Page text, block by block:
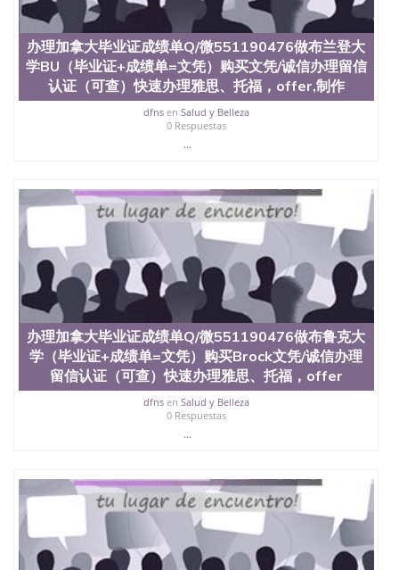
University）圣何塞州立大学（San Jose State
University）圣何塞州立大学（San Jose State
University）圣何塞州立大学学位证（San Jose State
University）圣何塞州立大学学位证（San Jose State
University）圣何塞州立大学学位证（San Jose State
University）圣何塞州立大学（San Jose State
University）圣何塞州立大学（San Jose State
University）圣何塞州立大学（San Jose State
University）圣何塞州立大学（San Jose State
University）圣何塞州立大学学位证（San Jose State
University）圣何塞州立大学结业证（San Jose State
University）圣何塞州立大学结业证（San Jose State
University）圣何塞州立大学结业证（San Jose State
University）圣何塞州立大学学位证（San Jose State
University）圣何塞州立大学学位证（San Jose State
University）圣何塞州立大学学历证书（San Jose
State University）圣何塞州立大学学历证书（San
Jose State University）圣何塞州立大学学历证书
（San Jose State University）澳洲读书未毕业找人做
文凭学位qq微信551190476澳洲读CQU中央昆士兰大
学学历 绩单购买学位证书/澳洲读本科硕士做文凭/购
买澳洲大学毕业证成绩单假文凭学历
offieUniversityofSouthernQueensland 澳洲读书未毕
业找人做文凭学位qq微信551190476澳洲读CQU中央
昆士兰大学学历成绩单购买学位证书/澳洲读本科硕
（毕业证+成绩单=文凭）购买Carle文凭/诚信办理留
信认证（可查）快速办理雅思、托福，offer,制作加
拿大学位证书Carle University
办理加拿大毕业证成绩单Q/微551190476做布兰登大
学BU（毕业证+成绩单=文凭）购买文凭/诚信办理留信
认证（可查）快速办理雅思、托福，offer,制作
dfnsen Salud y Belleza
0 Respuestas
...
办理加拿大毕业证成绩单Q/微551190476做布鲁克大
学（毕业证+成绩单=文凭）购买Brock文凭/诚信办理
留信认证（可查）快速办理雅思、托福，offer
dfnsen Salud y Belleza
0 Respuestas
...